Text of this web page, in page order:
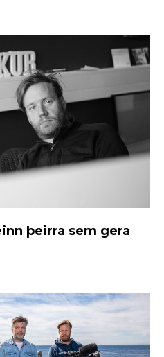
þeirra sem gera